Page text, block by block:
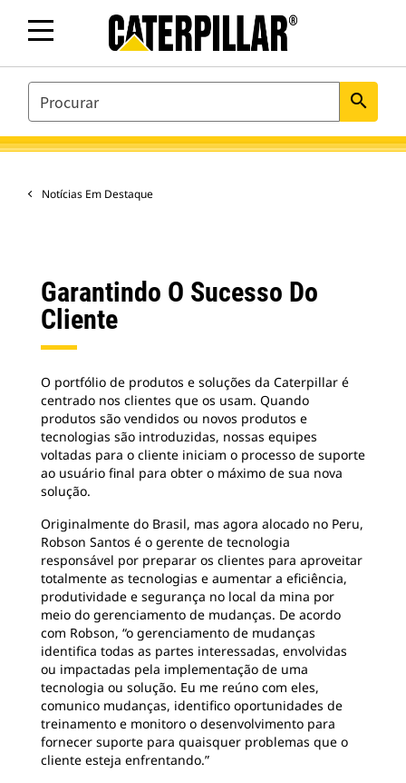
SEARCH search
Notícias Em Destaque
Garantindo O Sucesso Do
Cliente
O portfólio de produtos e soluções da Caterpillar é
centrado nos clientes que os usam. Quando
produtos são vendidos ou novos produtos e
tecnologias são introduzidas, nossas equipes
voltadas para o cliente iniciam o processo de suporte
ao usuário final para obter o máximo de sua nova
solução.
Originalmente do Brasil, mas agora alocado no Peru,
Robson Santos é o gerente de tecnologia
responsável por preparar os clientes para aproveitar
totalmente as tecnologias e aumentar a eficiência,
produtividade e segurança no local da mina por
meio do gerenciamento de mudanças. De acordo
com Robson, “o gerenciamento de mudanças
identifica todas as partes interessadas, envolvidas
ou impactadas pela implementação de uma
tecnologia ou solução. Eu me reúno com eles,
comunico mudanças, identifico oportunidades de
treinamento e monitoro o desenvolvimento para
fornecer suporte para quaisquer problemas que o
cliente esteja enfrentando.”